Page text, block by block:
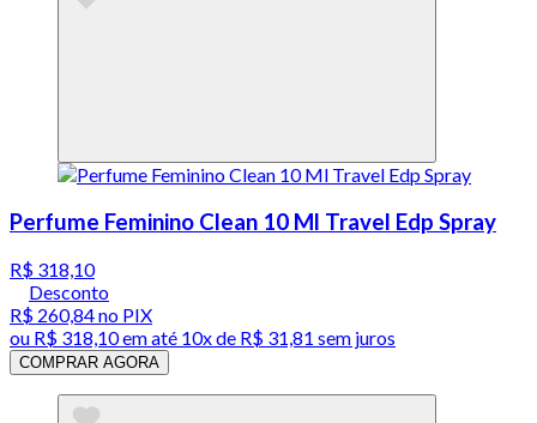
Perfume Feminino Clean 10 Ml Travel Edp Spray
R$ 318,10
Desconto
R$ 260,84no PIX
ou R$ 318,10em até 10x de R$ 31,81 sem juros
COMPRAR AGORA